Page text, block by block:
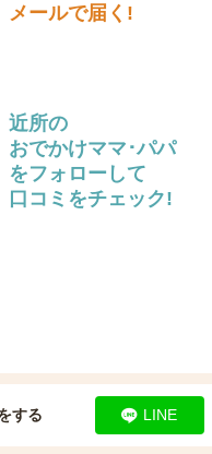
メールで届く!
近所の
おでかけママ･パパ
をフォローして
口コミをチェック!
する LINE